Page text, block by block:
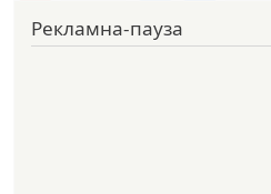
Рекламна-пауза